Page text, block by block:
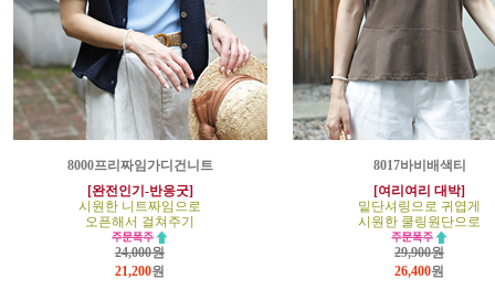
8000프리짜임가디건니트
[완전인기-반응굿]
시원한 니트짜임으로
오픈해서 걸쳐주기
24,000원
21,200원
8017바비배색티
[여리여리 대박]
밑단셔링으로 귀엽게
시원한 쿨링원단으로
29,900원
26,400원